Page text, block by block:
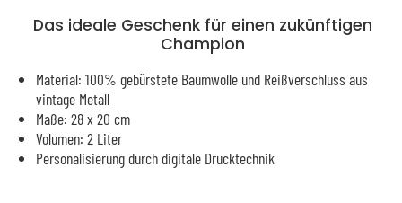
Das ideale Geschenk für einen zukünftigen
Champion
Material: 100% gebürstete Baumwolle und Reißverschluss aus
vintage Metall
Maße: 28 x 20 cm
Volumen: 2 Liter
Personalisierung durch digitale Drucktechnik